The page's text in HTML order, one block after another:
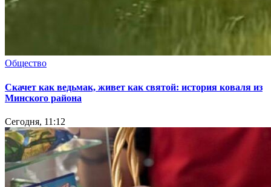
Общество
Скачет как ведьмак, живет как святой: история коваля из
Минского района
Сегодня, 11:12